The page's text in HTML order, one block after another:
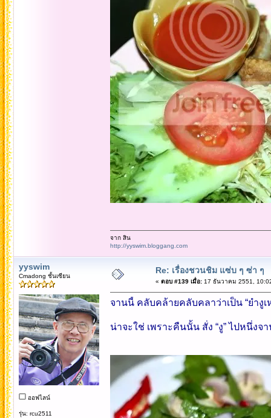
จาก สิน
http://yyswim.bloggang.com
yyswim
Cmadong ชั้นเซียน
ออฟไลน์
รุ่น: rcu2511
Re: เรื่องชวนชิม แซ่บ ๆ ซ่า ๆ
« ตอบ #139 เมื่อ:17 ธันวาคม 2551,
จานนี้ คลับคล้ายคลับคลาว่าเป็น “ยำงูเ
น่าจะใช่ เพราะคืนนั้น สั่ง “งู” ไปหนึ่งจ